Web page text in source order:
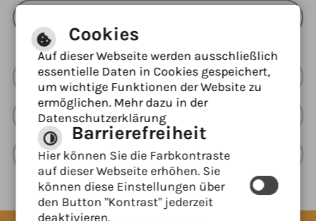
Barrierefreie Ansicht
Leichte Sprache
Gebärdensprache
Cookies
Auf dieser Webseite werden ausschließlich
essentielle Daten in Cookies gespeichert,
um wichtige Funktionen der Website zu
ermöglichen. Mehr dazu in der
Datenschutzerklärung
Barrierefreiheit
Hier können Sie die Farbkontraste
auf dieser Webseite erhöhen. Sie
können diese Einstellungen über
den Button "Kontrast" jederzeit
deaktivieren.